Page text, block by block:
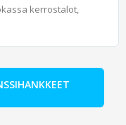
kerrostalot,